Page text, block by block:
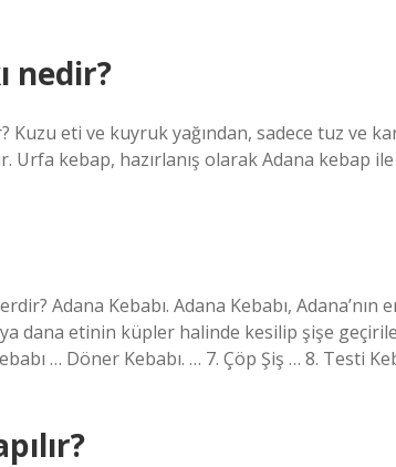
nedir?
eti ve kuyruk yağından, sadece tuz ve
Urfa kebap, hazırlanış olarak Adana kebap
Adana Kebabı. Adana Kebabı, Adana’nın
dana etinin küpler halinde kesilip şişe
… Döner Kebabı. … 7. Çöp Şiş … 8. Testi